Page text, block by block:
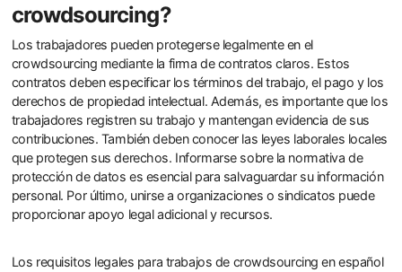
crowdsourcing?
Los trabajadores pueden protegerse legalmente en el
crowdsourcing mediante la firma de contratos claros. Estos
contratos deben especificar los términos del trabajo, el pago y los
derechos de propiedad intelectual. Además, es importante que los
trabajadores registren su trabajo y mantengan evidencia de sus
contribuciones. También deben conocer las leyes laborales locales
que protegen sus derechos. Informarse sobre la normativa de
protección de datos es esencial para salvaguardar su información
personal. Por último, unirse a organizaciones o sindicatos puede
proporcionar apoyo legal adicional y recursos.
Los requisitos legales para trabajos de crowdsourcing en español